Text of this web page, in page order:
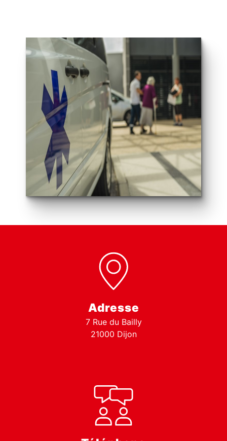
Adresse
7 Rue du Bailly
21000 Dijon